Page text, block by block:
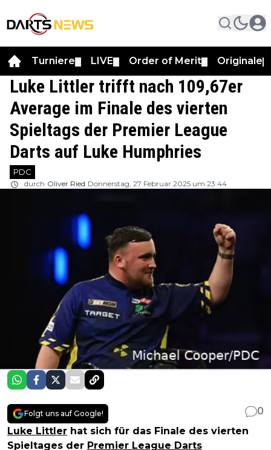
Turniere LIVE Order of Merit Originale
Luke Littler trifft nach 109,67er
Average im Finale des vierten
Spieltags der Premier League
Darts auf Luke Humphries
PDC
durch Oliver Ried Donnerstag, 27 Februar 2025 um 23:44
Folgt uns auf Google!
0
Luke Littler hat sich für das Finale des vierten
Spieltages der Premier League Darts